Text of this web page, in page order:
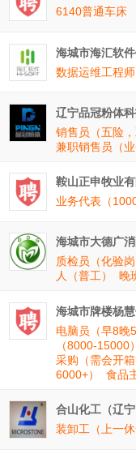
6140普通车床
海城市海汇软
数据运维工程师
辽宁品冠粉体
销售员（五险，
兼职销售员（业
鞍山正申牧业
业务代表（
海城市大德广
质检员（化验岗
人（普工）
晚
海城市牌楼杨
电脑员（早8晚5
（8000-15000）
采购（需会开
6000+）
食品
合山化工（辽
装卸工（上一休